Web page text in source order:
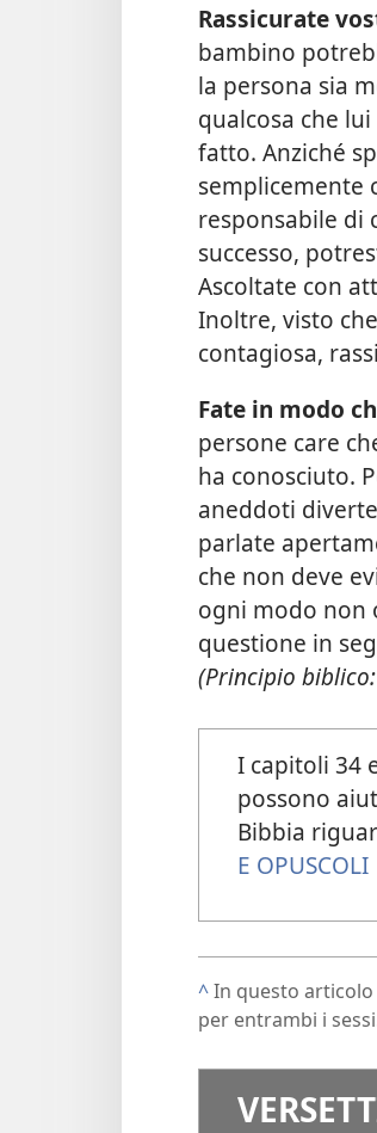
Rassicurate
bambino
la persona sia
qualcosa che
fatto. Anziché
semplicemente
responsabile di
successo,
Ascoltate con
Inoltre, visto
contagiosa,
Fate in modo
persone care
ha conosciuto.
aneddoti
parlate
che non deve
ogni modo non
questione in
(Principio biblico:
I capitoli 34
possono
Bibbia
E OPUSCOLI
^In questo
per entrambi i